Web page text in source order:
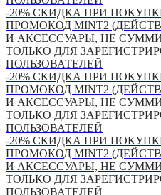
-20% СКИДКА ПРИ
ПРОМОКОД MINT2
И АКСЕССУАРЫ, НЕ
ТОЛЬКО ДЛЯ
ПОЛЬЗОВАТЕЛЕЙ
-20% СКИДКА ПРИ
ПРОМОКОД MINT2
И АКСЕССУАРЫ, НЕ
ТОЛЬКО ДЛЯ
ПОЛЬЗОВАТЕЛЕЙ
-20% СКИДКА ПРИ
ПРОМОКОД MINT2
И АКСЕССУАРЫ, НЕ
ТОЛЬКО ДЛЯ
ПОЛЬЗОВАТЕЛЕЙ